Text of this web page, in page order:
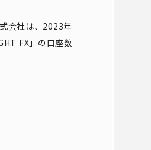
会社は、2023年
FX」の口座数